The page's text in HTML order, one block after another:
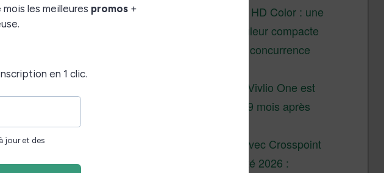
Vivlio Light HD Color : une
liseuse couleur compacte
à prix défiant toute concurrence
La liseuse Vivlio One est
un succès 9 mois après
XTEINK X4 : test avec Crosspoint
Soldes d’été 2026 :